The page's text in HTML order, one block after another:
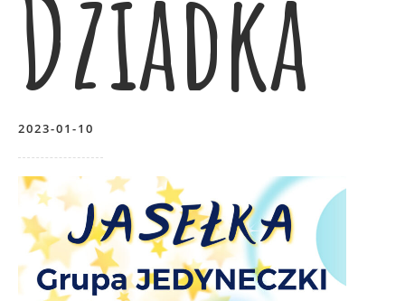
Dziadka
2023-01-10